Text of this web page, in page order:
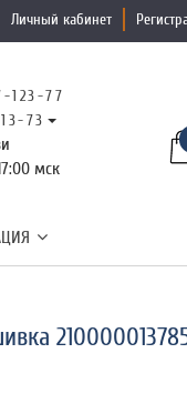
Личный кабинет
123-77
73
мск